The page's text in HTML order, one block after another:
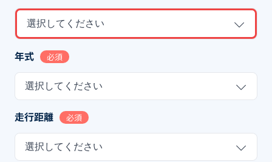
選択してください
年式 必須
選択してください
走行距離 必須
選択してください